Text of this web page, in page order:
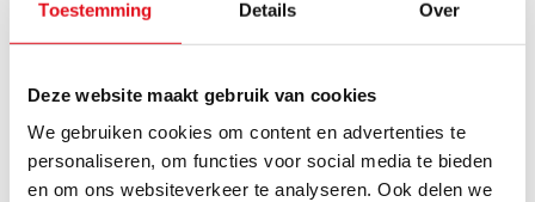
Toestemming Details Over
Deze website maakt gebruik van cookies
We gebruiken cookies om content en advertenties te
personaliseren, om functies voor social media te bieden
en om ons websiteverkeer te analyseren. Ook delen we
Haakse of rechte aansluitset, welke heb
ik nodig?
Kan ik mijn Smart thermostaatknop
aansluiten op de paneelradiatoren van
Radiator-Outlet?